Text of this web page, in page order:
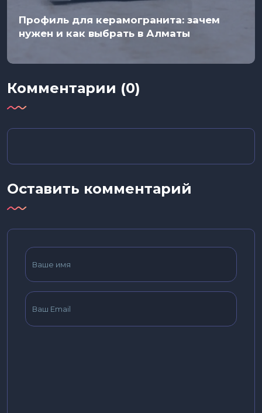
Профиль для керамогранита: зачем
нужен и как выбрать в Алматы
Комментарии (0)
Оставить комментарий